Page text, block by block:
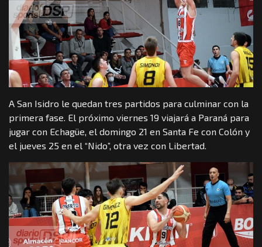
A San Isidro le quedan tres partidos para culminar con la
primera fase. El próximo viernes 19 viajará a Paraná para
jugar con Echagüe, el domingo 21 en Santa Fe con Colón y
el jueves 25 en el “Nido”, otra vez con Libertad.